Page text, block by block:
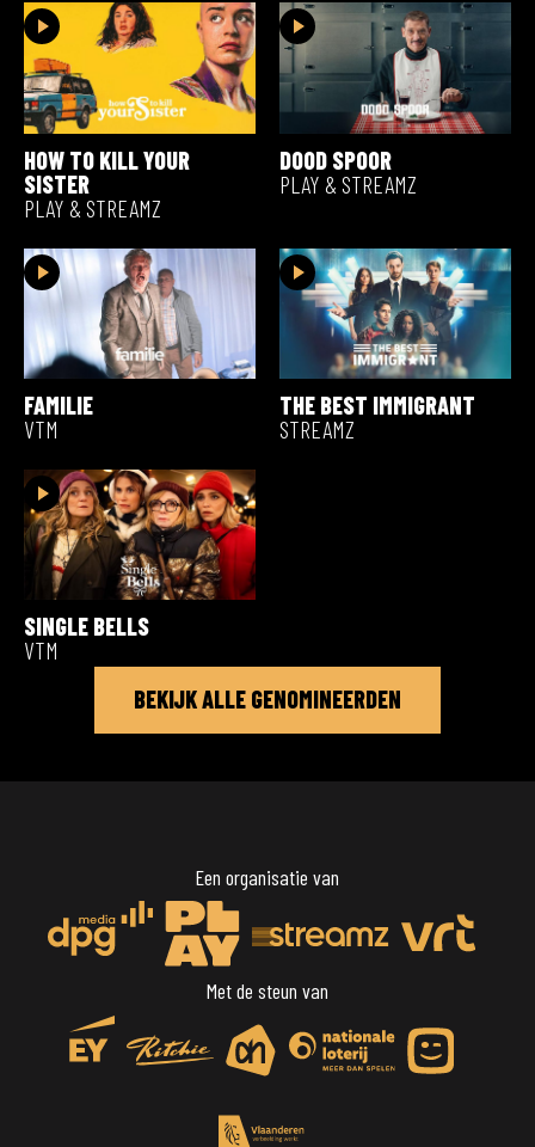
HOW TO KILL YOUR
SISTER
PLAY & STREAMZ
DOOD SPOOR
PLAY & STREAMZ
FAMILIE
VTM
THE BEST IMMIGRANT
STREAMZ
SINGLE BELLS
VTM
BEKIJK ALLE GENOMINEERDEN
Een organisatie van
Met de steun van